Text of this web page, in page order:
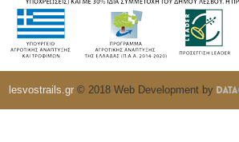
lesvostrails.gr © 2018 Web Development by